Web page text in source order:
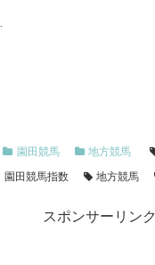
園田競馬 地方競馬
園田競馬指数 地方競馬
スポンサーリンク